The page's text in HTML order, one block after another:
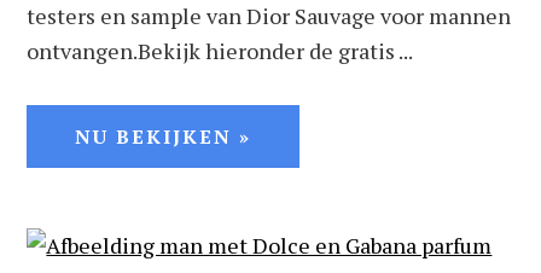
testers en sample van Dior Sauvage voor mannen
ontvangen.Bekijk hieronder de gratis ...
NU BEKIJKEN »